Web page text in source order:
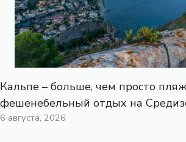
Кальпе – больше, чем просто
фешенебельный отдых на
6 августа, 2026